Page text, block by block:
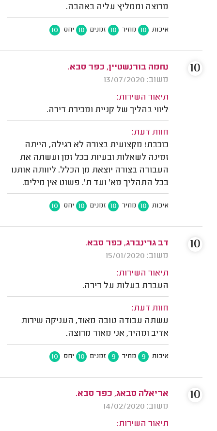
מרוצה וממליץ עליה באהבה.
איכות 10 מחיר 10 זמנים 10 יחס 10
נחמה בורנשטיין, כפר סבא.
משוב: 13/07/2020
תיאור השירות:
ליווי בהליך של קניית ומכירת דירה.
חוות דעת:
כוכבת! מקצועית בצורה לא רגילה, הייתה
זמינה לשאלות ובעיות בכל זמן ועשתה את
העבודה בצורה יוצאת מן הכלל. ליוותה אותנו
בכל התהליך מא' ועד ת'. פשוט אין מילים.
איכות 10 מחיר 10 זמנים 10 יחס 10
10
דב גרינברג, כפר סבא.
משוב: 15/01/2020
תיאור השירות:
העברת בעלות על דירה.
חוות דעת:
עשתה עבודה טובה מאוד, העניקה שירות
אדיב ומהיר, אני מאוד מרוצה.
איכות 9 מחיר 9 זמנים 10 יחס 10
10
אריאלה סבאג, כפר סבא.
משוב: 14/02/2020
תיאור השירות:
10